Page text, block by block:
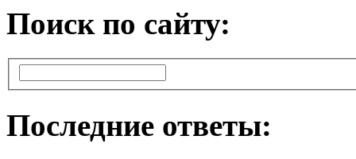
Поиск по сайту:
Последние ответы: